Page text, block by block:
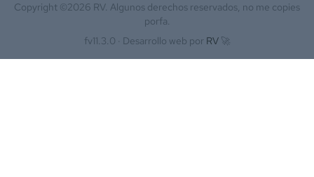
Copyright ©2026 RV. Algunos derechos reservados, no me copies
porfa.
fv11.3.0 · Desarrollo web por RV 🚀